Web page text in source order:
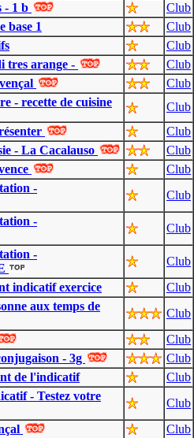
- 1 b
Club
base 1
Club
Club
tres arange -
Club
Club
- recette de cuisine
Club
Club
- La Cacalauso
Club
Club
-
Club
-
Club
-
Club
indicatif exercice
Club
aux temps de
Club
Club
- 3g
Club
de l'indicatif
Club
- Testez votre
Club
Club